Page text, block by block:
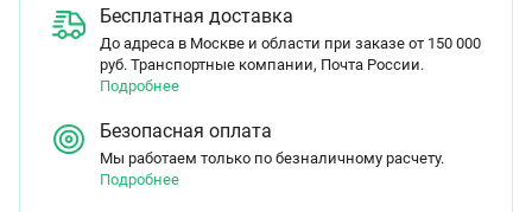
Бесплатная доставка
До адреса в Москве и области при заказе от 150 000
руб. Транспортные компании, Почта России.
Подробнее
Безопасная оплата
Мы работаем только по безналичному расчету.
Подробнее